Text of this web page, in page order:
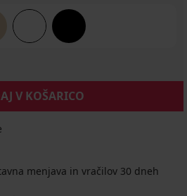
V KOŠARICO
menjava in vračilov 30 dneh